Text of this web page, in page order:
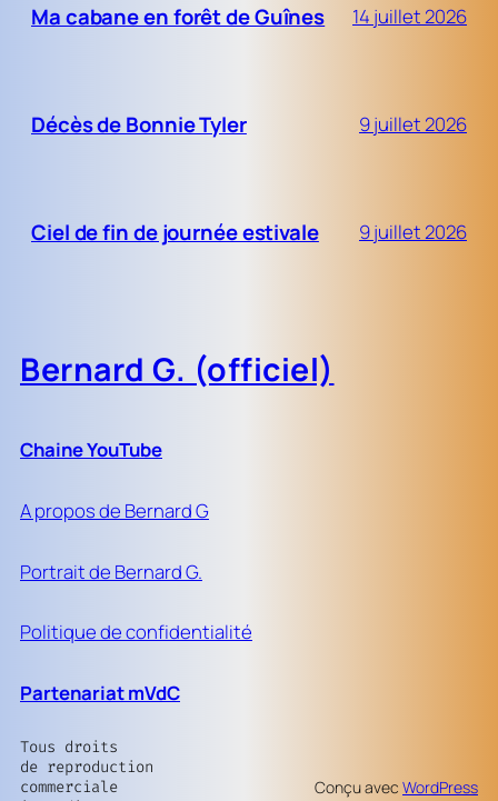
Ma cabane en forêt de Guînes 14 juillet 2026
Décès de Bonnie Tyler 9 juillet 2026
Ciel de fin de journée estivale 9 juillet 2026
Bernard G. (officiel)
Chaine YouTube
A propos de Bernard G
Portrait de Bernard G.
Politique de confidentialité
Partenariat mVdC
Tous droits
de reproduction
commerciale
Conçu avec WordPress